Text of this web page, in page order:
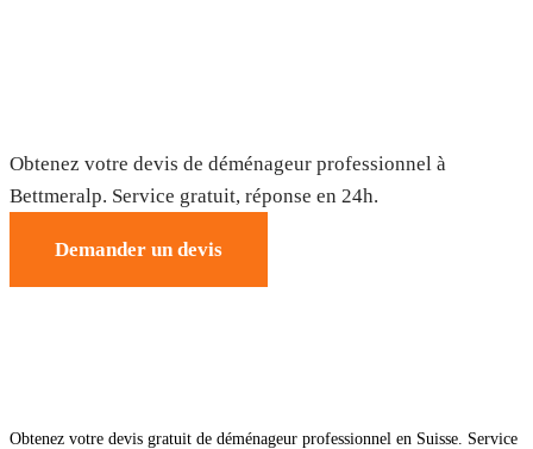
Obtenez votre devis de déménageur professionnel à
Bettmeralp. Service gratuit, réponse en 24h.
Demander un devis
Obtenez votre devis gratuit de déménageur professionnel en Suisse. Service